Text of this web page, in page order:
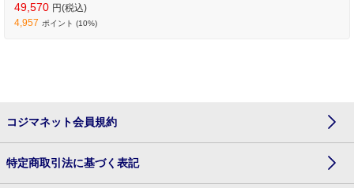
49,570 円(税込)
4,957 ポイント (10%)
コジマネット会員規約
特定商取引法に基づく表記